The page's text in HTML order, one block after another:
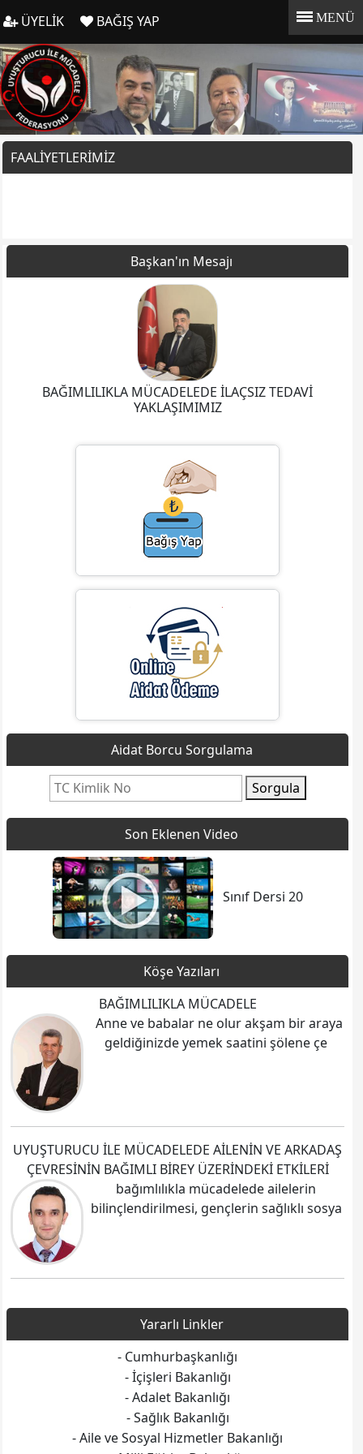
ÜYELİK BAĞIŞ YAP MENÜ
FAALIYETLERIMIZ
Başkan'ın Mesajı
BAĞIMLILIKLA MÜCADELEDE İLAÇSIZ TEDAVİ
YAKLAŞIMIMIZ
Aidat Borcu Sorgulama
Sorgula
Son Eklenen Video
Sınıf Dersi 20
Köşe Yazıları
BAĞIMLILIKLA MÜCADELE
Anne ve babalar ne olur akşam bir araya
geldiğinizde yemek saatini şölene çe
UYUŞTURUCU İLE MÜCADELEDE AİLENİN VE ARKADAŞ
ÇEVRESİNİN BAĞIMLI BİREY ÜZERİNDEKİ ETKİLERİ
bağımlılıkla mücadelede ailelerin
bilinçlendirilmesi, gençlerin sağlıklı sosya
Yararlı Linkler
- Cumhurbaşkanlığı
- İçişleri Bakanlığı
- Adalet Bakanlığı
- Sağlık Bakanlığı
- Aile ve Sosyal Hizmetler Bakanlığı